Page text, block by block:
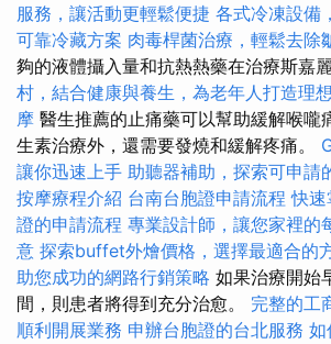
服務，讓活動更輕鬆便捷 各式冷凍設備
可靠冷藏方案 肉毒桿菌治療，輕鬆去除
夠的液體攝入量和抗熱熱藥在治療斯嘉
村，結合健康與養生，為老年人打造理
摩 醫生推薦的止痛藥可以幫助緩解喉嚨
生素治療外，還需要發燒和緩解疼痛。
讓你迅速上手 助聽器補助，探索可申請
按摩療程介紹 台南台胞證申請流程 快速
證的申請流程 專業設計師，讓您家裡的
意 探索buffet外燴價格，選擇最適合的
助您成功的網路行銷策略 如果治療開始
間，則患者將得到充分治愈。 完整的工
順利開展業務 申辦台胞證的台北服務 如